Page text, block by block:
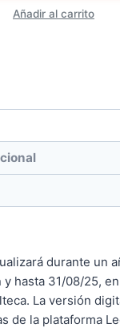
Añadir al carrito
durante un
hasta 31/08/25,
La versión
de la plataforma